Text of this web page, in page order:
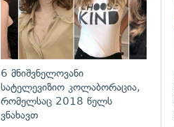
6 მნიშვნელოვანი
სატელევიზიო კოლაბორაცია,
რომელსაც 2018 წელს
ვნახავთ